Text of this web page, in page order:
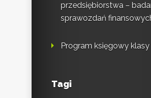
przedsiębiorstwa –
sprawozdań
Program księgowy klasy
Tagi